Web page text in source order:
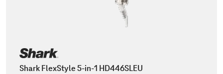
Shark FlexStyle 5-in-1 HD446SLEU